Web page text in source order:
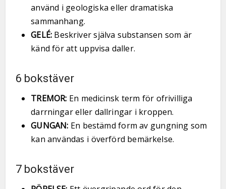
använd i geologiska eller dramatiska
sammanhang.
GELÉ: Beskriver själva substansen som är
känd för att uppvisa daller.
6 bokstäver
TREMOR: En medicinsk term för ofrivilliga
darrningar eller dallringar i kroppen.
GUNGAN: En bestämd form av gungning som
kan användas i överförd bemärkelse.
7 bokstäver